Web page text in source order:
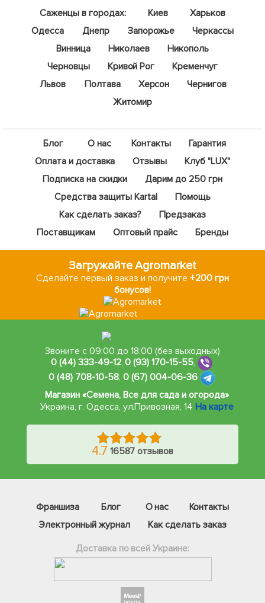
Саженцы в городах: Киев
Харьков
Одесса
Днепр Запорожье
Черкассы
Винница
Николаев
Никополь
Черновцы
Кривой Рог
Кременчуг
Львов
Полтава Херсон
Чернигов
Житомир
Блог О нас Контакты
Гарантия
Оплата и доставка
Отзывы
Клуб "LUX"
Подписка на скидки
Дарим до 250 грн
Средства защиты Kartal
Помощь
Как сделать заказ?
Предзаказ
Поставщикам
Оптовый прайс Бренды
Загружайте Agromarket
Сделайте первый заказ и получите +200 грн
бонусов!
Звоните с 09:00 до 18:00 (без выходных)
0 (44) 333-49-12,0 (93) 170-15-55,
0 (48) 708-10-58, 0 (67) 004-06-36
Магазин «Семена, Все для сада и огорода»
Украина, г. Одесса, ул.Привозная, 14 На карте
4.7 16587 отзывов
Франшиза Блог О нас
Контакты
Электронный журнал
Как сделать заказ
Доставка по всей Украине: